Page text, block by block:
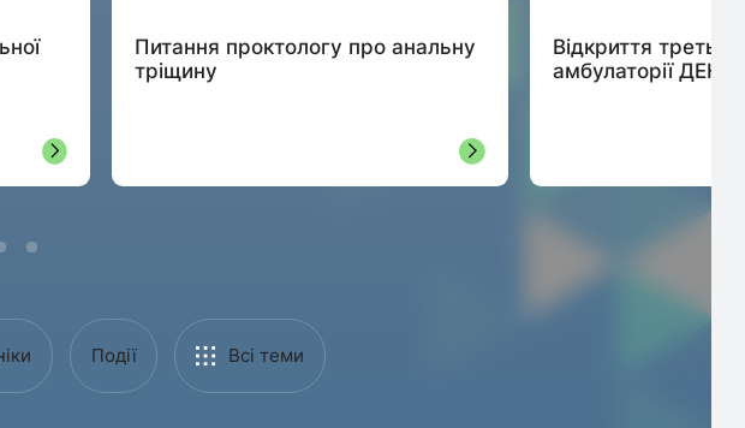
Питання проктологу про анальну
тріщину
Відкриття третьої
амбулаторії
Події Всі теми